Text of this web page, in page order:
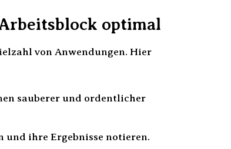
optimal
von Anwendungen. Hier
sauberer und ordentlicher
und ihre Ergebnisse notieren.